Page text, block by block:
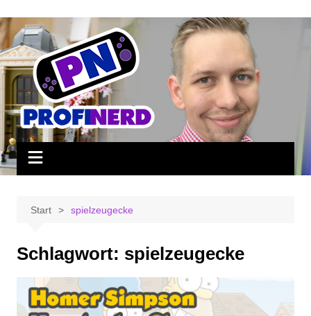
Inhalt
springen
Start spielzeugecke
Schlagwort: spielzeugecke